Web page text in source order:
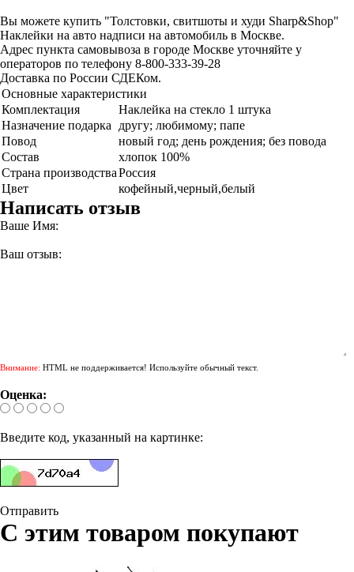
Вы можете купить "Толстовки, свитшоты и худи Sharp&Shop"
Наклейки на авто надписи на автомобиль в Москве.
Адрес пункта самовывоза в городе Москве уточняйте у
операторов по телефону 8-800-333-39-28
Доставка по России СДЕКом.
Основные характеристики
Комплектация
Наклейка на стекло 1 штука
Назначение подарка
другу; любимому; папе
Повод
новый год; день рождения; без повода
Состав
хлопок 100%
Страна производстваРоссия
Цвет
кофейный,черный,белый
Написать отзыв
Ваше Имя:
Ваш отзыв:
Внимание: HTML не поддерживается! Используйте обычный текст.
Оценка:
Введите код, указанный на картинке:
Отправить
С этим товаром покупают